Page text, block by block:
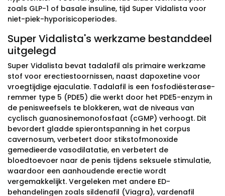
zoals GLP-1 of basale insuline, tijd Super Vidalista voor
niet-piek-hyporisicoperiodes.
Super Vidalista's werkzame bestanddeel
uitgelegd
Super Vidalista bevat tadalafil als primaire werkzame
stof voor erectiestoornissen, naast dapoxetine voor
vroegtijdige ejaculatie. Tadalafil is een fosfodiësterase-
remmer type 5 (PDE5) die werkt door het PDE5-enzym in
de penisweefsels te blokkeren, wat de niveaus van
cyclisch guanosinemonofosfaat (cGMP) verhoogt. Dit
bevordert gladde spierontspanning in het corpus
cavernosum, verbetert door stikstofmonoxide
gemedieerde vasodilatatie, en verbetert de
bloedtoevoer naar de penis tijdens seksuele stimulatie,
waardoor een aanhoudende erectie wordt
vergemakkelijkt. Vergeleken met andere ED-
behandelingen zoals sildenafil (Viagra), vardenafil